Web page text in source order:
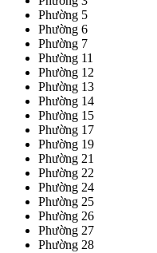
Phường 5
Phường 6
Phường 7
Phường 11
Phường 12
Phường 13
Phường 14
Phường 15
Phường 17
Phường 19
Phường 21
Phường 22
Phường 24
Phường 25
Phường 26
Phường 27
Phường 28